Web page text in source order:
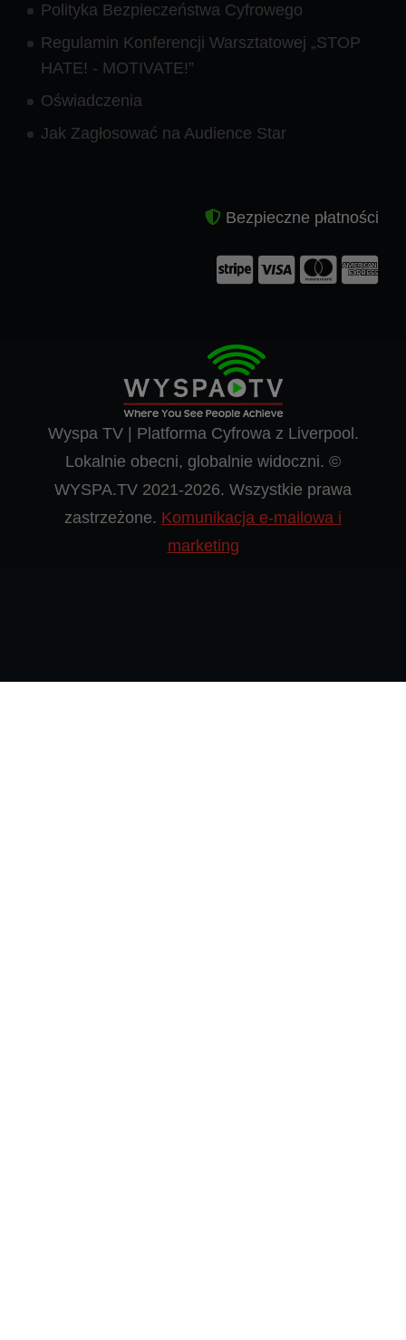
Polityka Bezpieczeństwa Cyfrowego
Regulamin Konferencji Warsztatowej „STOP
HATE! - MOTIVATE!”
Oświadczenia
Jak Zagłosować na Audience Star
Bezpieczne płatności
Wyspa TV | Platforma Cyfrowa z Liverpool.
Lokalnie obecni, globalnie widoczni. ©
WYSPA.TV 2021-2026. Wszystkie prawa
zastrzeżone. Komunikacja e-mailowa i
marketing